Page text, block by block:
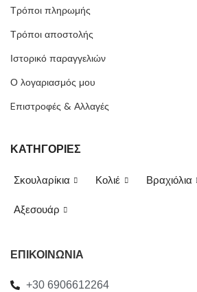
Τρόποι πληρωμής
Τρόποι αποστολής
Ιστορικό παραγγελιών
Ο λογαριασμός μου
Eπιστροφές & Αλλαγές
ΚΑΤΗΓΟΡΙΕΣ
Σκουλαρίκια Κολιέ Βραχιόλια
Αξεσουάρ
ΕΠΙΚΟΙΝΩΝΙΑ
+30 6906612264